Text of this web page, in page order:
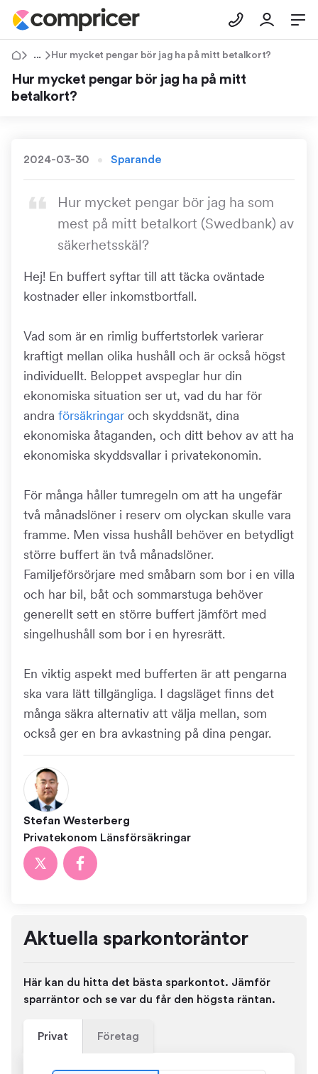
Tips & RådHur mycket pengar bör jag ha på mitt betalkort?
Hur mycket pengar bör jag ha på mitt
betalkort?
2024-03-30 Sparande
Hur mycket pengar bör jag ha som
mest på mitt betalkort (Swedbank) av
säkerhetsskäl?
Hej! En buffert syftar till att täcka oväntade
kostnader eller inkomstbortfall.
Vad som är en rimlig buffertstorlek varierar
kraftigt mellan olika hushåll och är också högst
individuellt. Beloppet avspeglar hur din
ekonomiska situation ser ut, vad du har för
andra försäkringar och skyddsnät, dina
ekonomiska åtaganden, och ditt behov av att ha
ekonomiska skyddsvallar i privatekonomin.
För många håller tumregeln om att ha ungefär
två månadslöner i reserv om olyckan skulle vara
framme. Men vissa hushåll behöver en betydligt
större buffert än två månadslöner.
Familjeförsörjare med småbarn som bor i en villa
och har bil, båt och sommarstuga behöver
generellt sett en större buffert jämfört med
singelhushåll som bor i en hyresrätt.
En viktig aspekt med bufferten är att pengarna
ska vara lätt tillgängliga. I dagsläget finns det
många säkra alternativ att välja mellan, som
också ger en bra avkastning på dina pengar.
Stefan Westerberg
Privatekonom Länsförsäkringar
Aktuella sparkontoräntor
Här kan du hitta det bästa sparkontot. Jämför
sparräntor och se var du får den högsta räntan.
Privat Företag